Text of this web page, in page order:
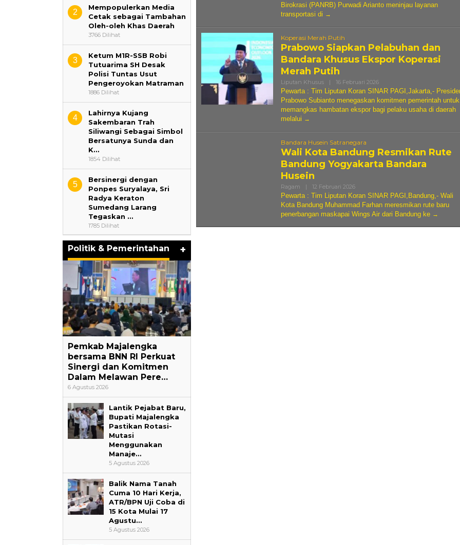
2
Mempopulerkan Media
Cetak sebagai Tambahan
Oleh-oleh Khas Daerah
3766 Dilihat
3
Ketum M1R-SSB Robi
Tutuarima SH Desak
Polisi Tuntas Usut
Pengeroyokan Matraman
1886 Dilihat
4
‎Lahirnya Kujang
Sakembaran Trah
Siliwangi Sebagai Simbol
Bersatunya Sunda dan
K…
1854 Dilihat
5
‎Bersinergi dengan
Ponpes Suryalaya, Sri
Radya Keraton
Sumedang Larang
Tegaskan …
1785 Dilihat
Politik & Pemerintahan +
Pemkab Majalengka
bersama BNN RI Perkuat
Sinergi dan Komitmen
Dalam Melawan Pere…
6 Agustus 2026
Lantik Pejabat Baru,
Bupati Majalengka
Pastikan Rotasi-
Mutasi
Menggunakan
Manaje…
5 Agustus 2026
Balik Nama Tanah
Cuma 10 Hari Kerja,
ATR/BPN Uji Coba di
15 Kota Mulai 17
Agustu…
5 Agustus 2026
Birokrasi (PANRB) Purwadi Arianto meninjau layanan
transportasi di
Koperasi Merah Putih
Prabowo Siapkan Pelabuhan dan
Bandara Khusus Ekspor Koperasi
Merah Putih
Liputan Khusus | 16 Februari 2026Oleh
Andi
Sovian
Pewarta : Tim Liputan Koran SINAR PAGI,Jakarta,-
Prabowo Subianto menegaskan komitmen pemerintah untuk
memangkas hambatan ekspor bagi pelaku usaha di daerah
melalui
Bandara Husein Satranegara
Wali Kota Bandung Resmikan Rute
Bandung Yogyakarta Bandara
Husein
Ragam | 12 Februari 2026Oleh
Sovian
Pewarta : Tim Liputan Koran SINAR PAGI,Bandung,- Wali
Kota Bandung Muhammad Farhan meresmikan rute baru
penerbangan maskapai Wings Air dari Bandung ke